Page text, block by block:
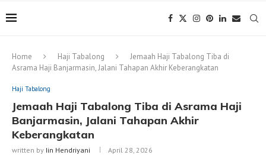
Home Haji Tabalong
Jemaah Haji Tabalong Tiba di
Asrama Haji Banjarmasin, Jalani Tahapan Akhir Keberangkatan
Haji Tabalong
Jemaah Haji Tabalong Tiba di Asrama Haji
Banjarmasin, Jalani Tahapan Akhir
Keberangkatan
written by Iin Hendriyani April 28, 2026